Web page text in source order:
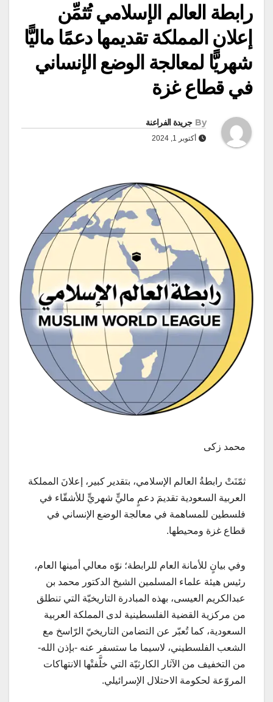
رابطة العالم الإسلامي تُثمِّن
إعلان المملكة تقديمها دعمًا ماليًّا
شهريًّا لمعالجة الوضع الإنساني
في قطاع غزة
By جريدة الفراعنة
أكتوبر 1, 2024
محمد زكى
ثمّنَتْ رابطةُ العالم الإسلامي، بتقدير كبير، إعلانَ المملكة
العربية السعودية تقديمَ دعمٍ ماليٍّ شهريٍّ للأشقّاء في
فلسطين للمساهمة في معالجة الوضع الإنساني في
قطاع غزة ومحيطها.
وفي بيانٍ للأمانة العام للرابطة؛ نوّه معالي أمينها العام،
رئيس هيئة علماء المسلمين الشيخ الدكتور محمد بن
عبدالكريم العيسى، بهذه المبادرة التاريخيّة التي تنطلق
من مركزية القضية الفلسطينية لدى المملكة العربية
السعودية، كما تُعبّر عن التضامن التاريخيّ الرّاسخ مع
الشعب الفلسطيني، لاسيما ما ستسفر عنه -بإذن الله-
من التخفيف من الآثار الكارثيّة التي خلَّفتْها الانتهاكات
المروّعة لحكومة الاحتلال الإسرائيلي.